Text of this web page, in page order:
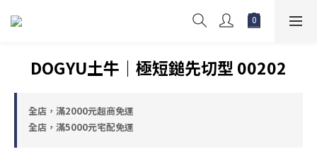
DOGYU土牛｜極短鎚先切型 00202
全店，滿2000元超商免運
全店，滿5000元宅配免運